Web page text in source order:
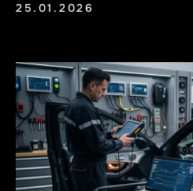
25.01.2026
Контакты
Санкт-Петербург, 1-ый Верхний
переулок д.10